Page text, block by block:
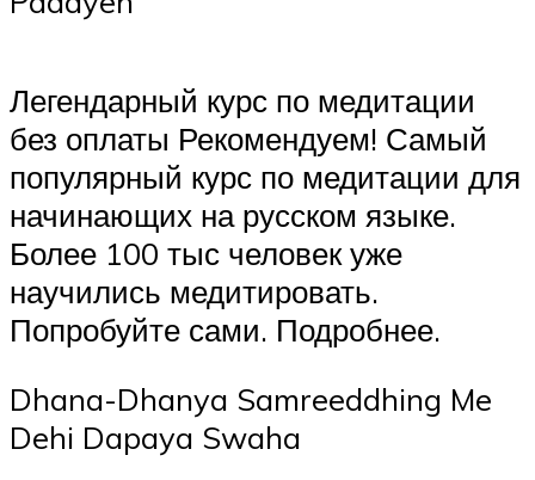
Легендарный курс по медитации
без оплаты Рекомендуем! Самый
популярный курс по медитации для
начинающих на русском языке.
Более 100 тыс человек уже
научились медитировать.
Попробуйте сами. Подробнее.
Dhana-Dhanya Samreeddhing Me
Dehi Dapaya Swaha